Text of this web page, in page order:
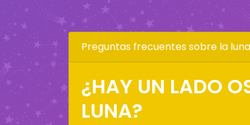
Preguntas frecuentes sobre la luna
¿HAY UN LADO
LUNA?